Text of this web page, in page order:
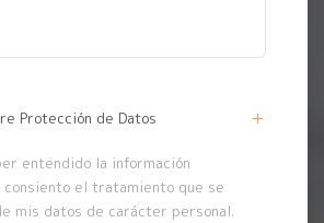
Protección de Datos
entendido la información
el tratamiento que se
mis datos de carácter personal.